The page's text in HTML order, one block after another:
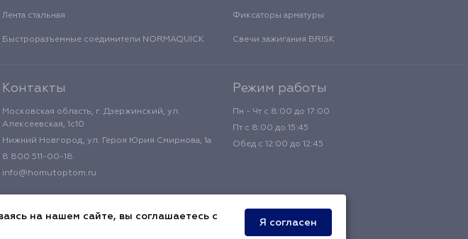
Лента стальная Фиксаторы арматуры
Быстроразъемные соединители NORMAQUICK Свечи зажигания BRISK
Контакты
Московская область, г. Дзержинский, ул.
Алексеевская, 1с10
Нижний Новгород, ул. Героя Юрия Смирнова, 1а
8 800 511-00-18
info@homutoptom.ru
Режим работы
Пн - Чт с 8:00 до 17:00
Пт с 8:00 до 15:45
Обед с 12:00 до 12:45
на нашем сайте, вы соглашаетесь с
Я согласен